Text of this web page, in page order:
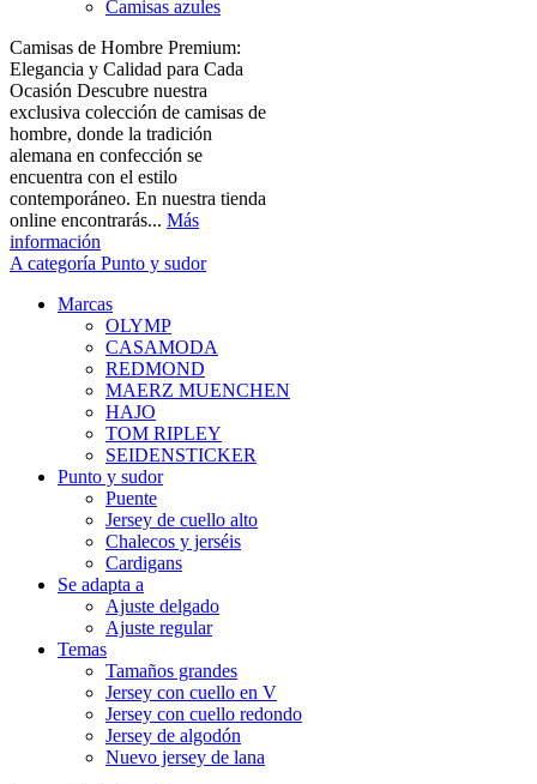
Camisas azules
Camisas de Hombre Premium:
Elegancia y Calidad para Cada
Ocasión Descubre nuestra
exclusiva colección de camisas de
hombre, donde la tradición
alemana en confección se
encuentra con el estilo
contemporáneo. En nuestra tienda
online encontrarás... Más
información
A categoría Punto y sudor
Marcas
OLYMP
CASAMODA
REDMOND
MAERZ MUENCHEN
HAJO
TOM RIPLEY
SEIDENSTICKER
Punto y sudor
Puente
Jersey de cuello alto
Chalecos y jerséis
Cardigans
Se adapta a
Ajuste delgado
Ajuste regular
Temas
Tamaños grandes
Jersey con cuello en V
Jersey con cuello redondo
Jersey de algodón
Nuevo jersey de lana